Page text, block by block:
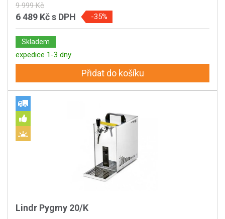
9 999 Kč
6 489 Kčs DPH -35%
Skladem
expedice 1-3 dny
Přidat do košíku
Lindr Pygmy 20/K